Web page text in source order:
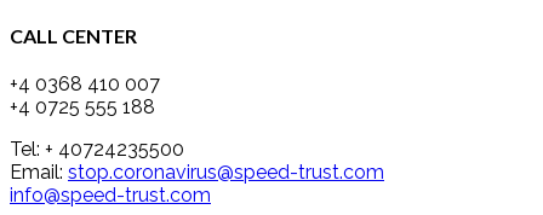
CALL CENTER
+4 0368 410 007
+4 0725 555 188‬
Tel: + 40724235500
Email: stop.coronavirus@speed-trust.com
info@speed-trust.com